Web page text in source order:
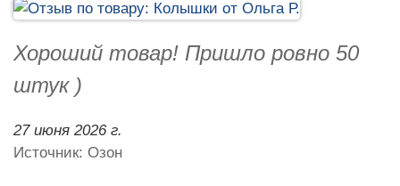
Хороший товар! Пришло ровно 50
штук )
27 июня 2026 г.
Источник: Озон